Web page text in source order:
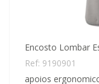
Encosto Lombar
Ref: 9190901
apoios